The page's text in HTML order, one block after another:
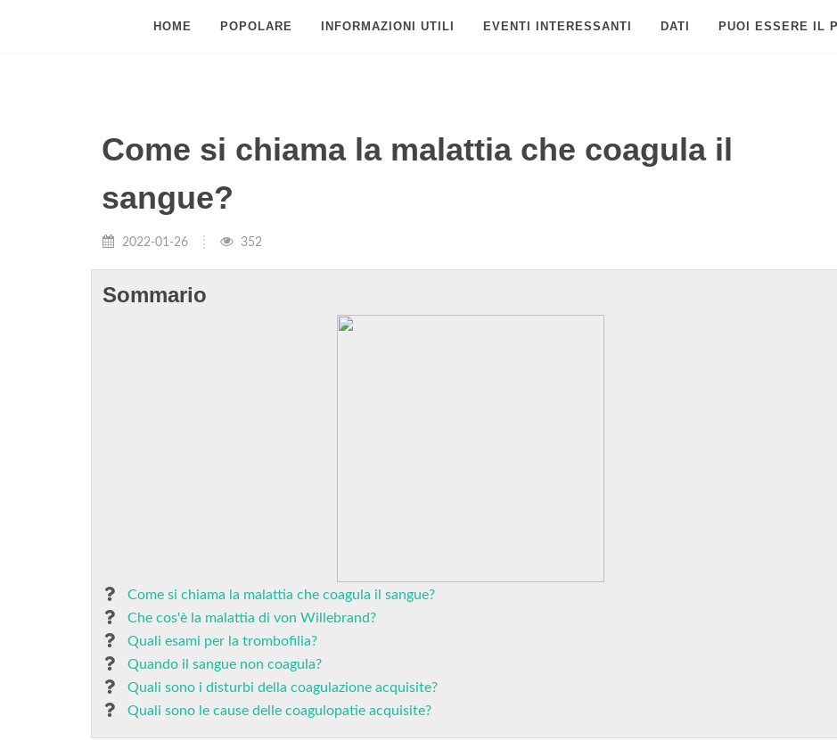
HOME POPOLARE INFORMAZIONI UTILI EVENTI INTERESSANTI DATI PUOI ESSERE IL
Come si chiama la malattia che coagula il
sangue?
2022-01-26 352
Sommario
Come si chiama la malattia che coagula il sangue?
Che cos'è la malattia di von Willebrand?
Quali esami per la trombofilia?
Quando il sangue non coagula?
Quali sono i disturbi della coagulazione acquisite?
Quali sono le cause delle coagulopatie acquisite?